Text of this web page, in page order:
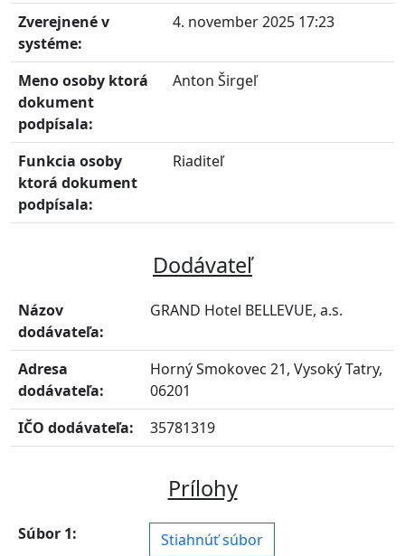
Zverejnené v
systéme:
4. november 2025 17:23
Meno osoby ktorá
dokument
podpísala:
Anton Širgeľ
Funkcia osoby
ktorá dokument
podpísala:
Riaditeľ
Dodávateľ
Názov
dodávateľa:
GRAND Hotel BELLEVUE, a.s.
Adresa
dodávateľa:
Horný Smokovec 21, Vysoký Tatry,
06201
IČO dodávateľa:
35781319
Prílohy
Súbor 1: Stiahnúť súbor